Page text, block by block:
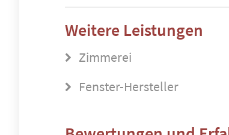
Weitere Leistungen
Zimmerei
Fenster-Hersteller